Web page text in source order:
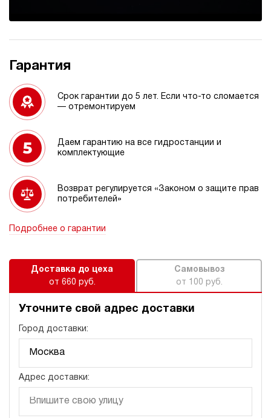
Гарантия
Срок гарантии до 5 лет. Если что-то сломается
— отремонтируем
Даем гарантию на все гидростанции и
комплектующие
Возврат регулируется «Законом о защите прав
потребителей»
Подробнее о гарантии
Доставка до цеха
от 660 руб.
Самовывоз
от 100 руб.
Уточните свой адрес доставки
Город доставки:
Адрес доставки: